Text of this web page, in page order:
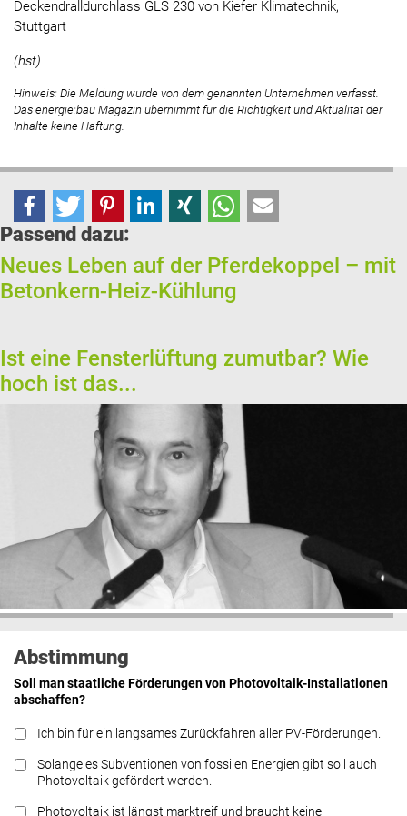
Deckendralldurchlass GLS 230 von Kiefer Klimatechnik,
Stuttgart
(hst)
Hinweis: Die Meldung wurde von dem genannten Unternehmen verfasst.
Das energie:bau Magazin übernimmt für die Richtigkeit und Aktualität der
Inhalte keine Haftung.
Passend dazu:
Neues Leben auf der Pferdekoppel – mit
Betonkern-Heiz-Kühlung
Ist eine Fensterlüftung zumutbar? Wie
hoch ist das...
Abstimmung
Soll man staatliche Förderungen von Photovoltaik-Installationen
abschaffen?
Ich bin für ein langsames Zurückfahren aller PV-Förderungen.
Solange es Subventionen von fossilen Energien gibt soll auch
Photovoltaik gefördert werden.
Photovoltaik ist längst marktreif und braucht keine